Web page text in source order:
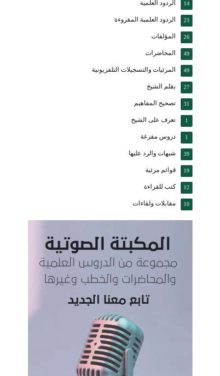
الردود العلمية 14
الردود العلمية المقروءة 23
المؤلفات 26
المحاضرات 49
المرئيات والتسجيلات التلفزيونية 49
بقلم الشيخ 27
تصحيح المفاهيم 31
تعرف على الشيخ 1
دروس مفرغة 1
شبهات والرد عليها 39
قوائم مرئية 19
كتب للقراءة 12
مقابلات ولقاءات 10